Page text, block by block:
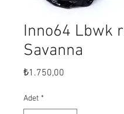
Inno64 Lbwk
Savanna
₺1.750,00
Adet *